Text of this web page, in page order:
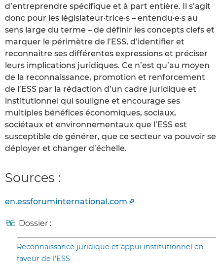
d’entreprendre spécifique et à part entière. Il s’agit
donc pour les législateur·trice·s – entendu·e·s au
sens large du terme – de définir les concepts clefs et
marquer le périmètre de l’ESS, d’identifier et
reconnaitre ses différentes expressions et préciser
leurs implications juridiques. Ce n’est qu’au moyen
de la reconnaissance, promotion et renforcement
de l’ESS par la rédaction d’un cadre juridique et
institutionnel qui souligne et encourage ses
multiples bénéfices économiques, sociaux,
sociétaux et environnementaux que l’ESS est
susceptible de générer, que ce secteur va pouvoir se
déployer et changer d’échelle.
Sources :
en.essforuminternational.com
Dossier :
Reconnaissance juridique et appui institutionnel en
faveur de l’ESS